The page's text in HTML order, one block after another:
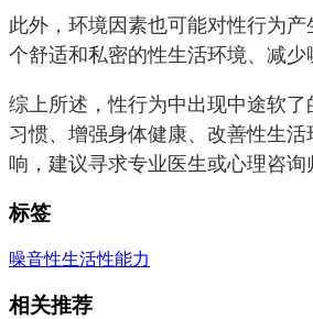
此外，环境因素也可能对性行为产
个舒适和私密的性生活环境、减少
综上所述，性行为中出现中途软
习惯、增强身体健康、改善性生
响，建议寻求专业医生或心理咨询
标签
噪音性生活性能力
相关推荐